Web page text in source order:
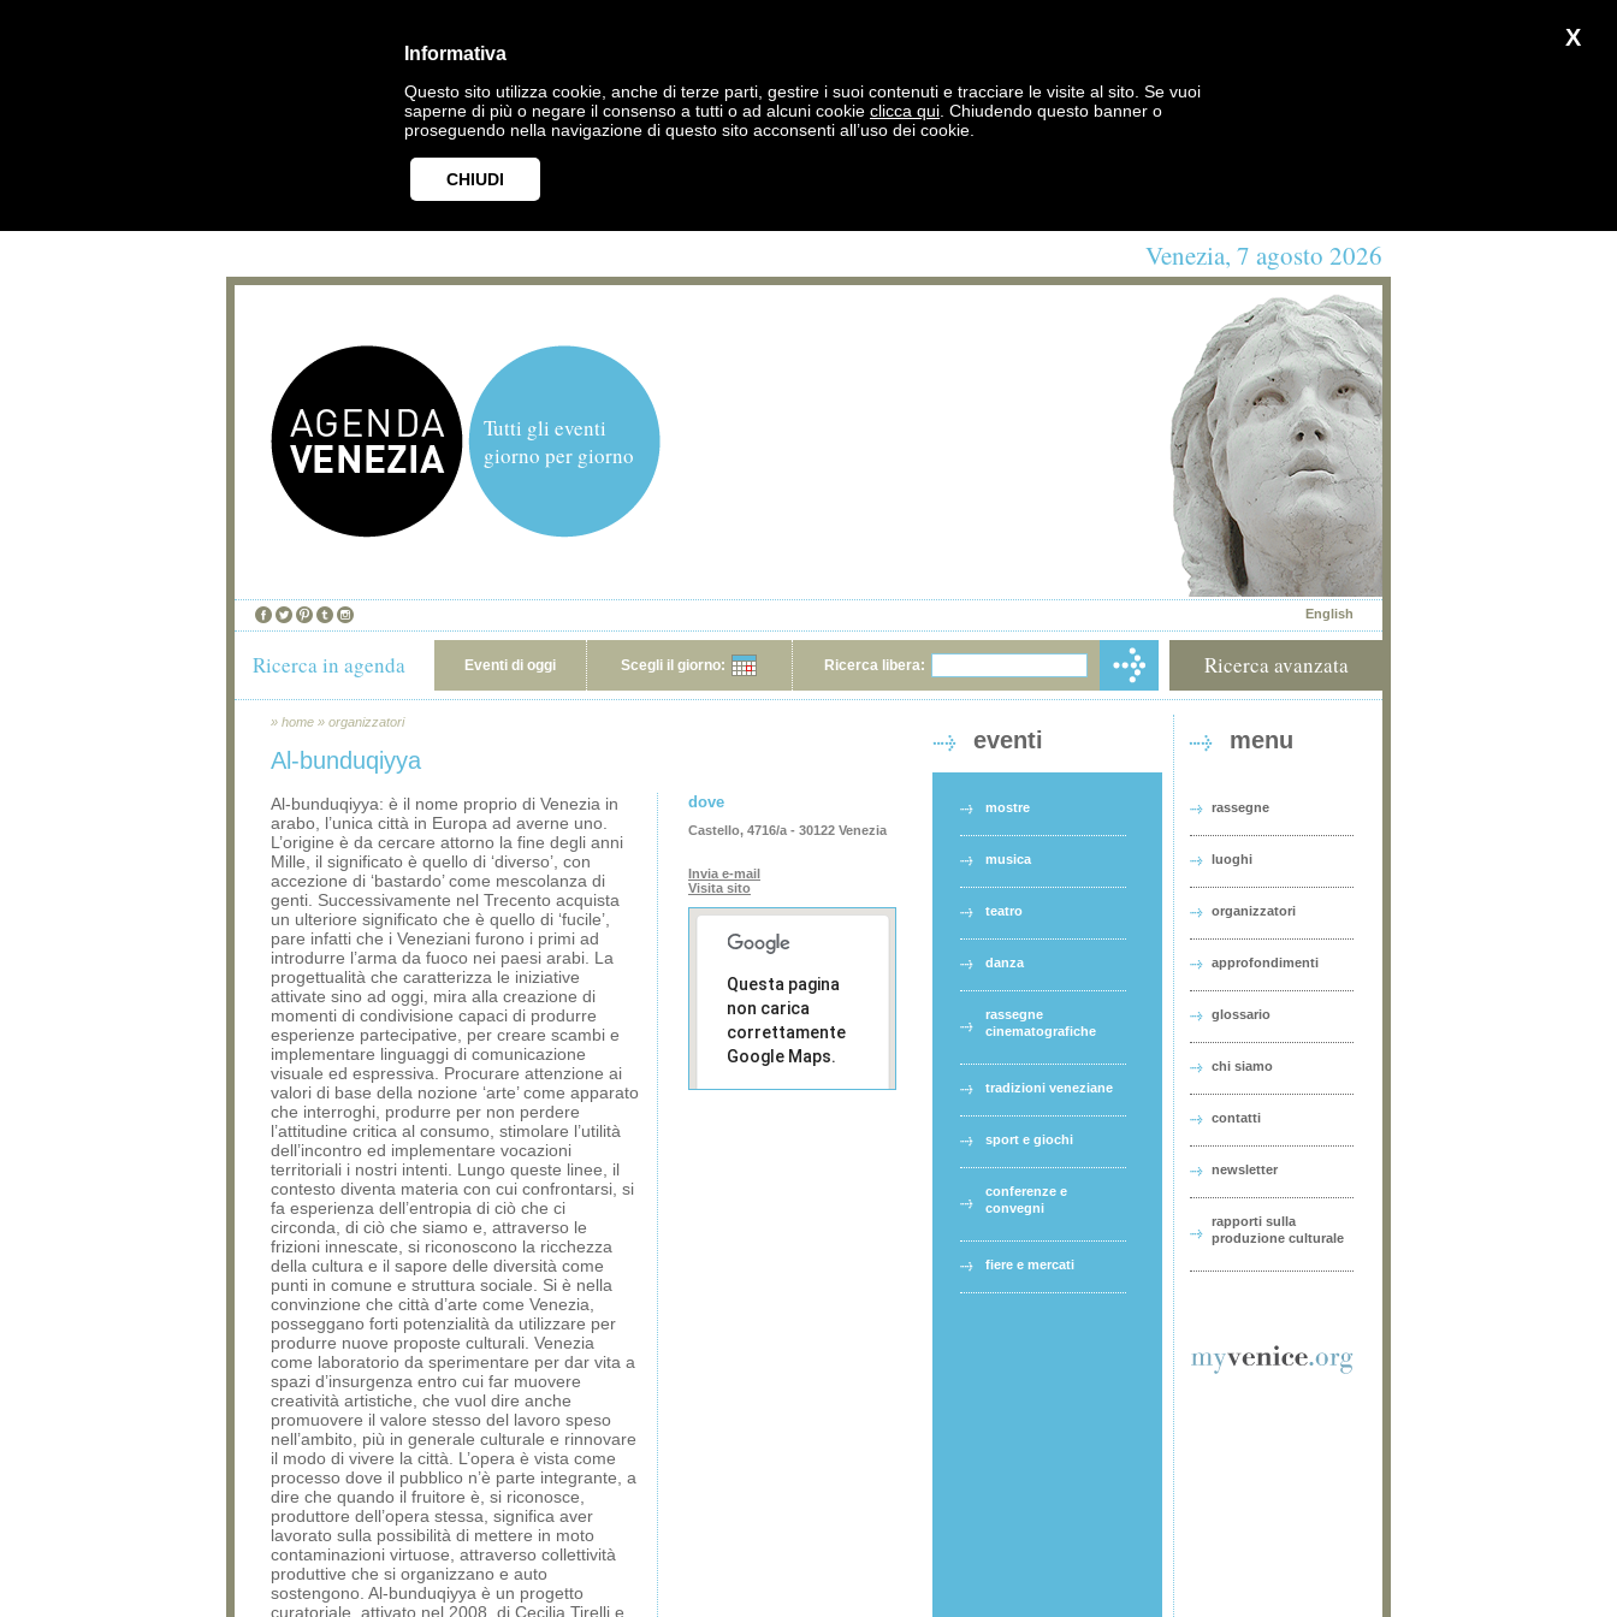
X
Informativa
Questo sito utilizza cookie, anche di terze parti, gestire i suoi contenuti e tracciare le visite al sito. Se vuoi
saperne di più o negare il consenso a tutti o ad alcuni cookie clicca qui . Chiudendo questo banner o
proseguendo nella navigazione di questo sito acconsenti all’uso dei cookie.
CHIUDI
Venezia, 7 agosto 2026
Tutti gli eventi
giorno per giorno
English
Ricerca in agenda Eventi di oggi Scegli il giorno: Ricerca libera: Ricerca avanzata
» home » organizzatori
Al-bunduqiyya
Al-bunduqiyya: è il nome proprio di Venezia in
arabo, l’unica città in Europa ad averne uno.
L’origine è da cercare attorno la fine degli anni
Mille, il significato è quello di ‘diverso’, con
accezione di ‘bastardo’ come mescolanza di
genti. Successivamente nel Trecento acquista
un ulteriore significato che è quello di ‘fucile’,
pare infatti che i Veneziani furono i primi ad
introdurre l’arma da fuoco nei paesi arabi. La
progettualità che caratterizza le iniziative
attivate sino ad oggi, mira alla creazione di
momenti di condivisione capaci di produrre
esperienze partecipative, per creare scambi e
implementare linguaggi di comunicazione
visuale ed espressiva. Procurare attenzione ai
valori di base della nozione ‘arte’ come apparato
che interroghi, produrre per non perdere
l’attitudine critica al consumo, stimolare l’utilità
dell’incontro ed implementare vocazioni
territoriali i nostri intenti. Lungo queste linee, il
contesto diventa materia con cui confrontarsi, si
fa esperienza dell’entropia di ciò che ci
circonda, di ciò che siamo e, attraverso le
frizioni innescate, si riconoscono la ricchezza
della cultura e il sapore delle diversità come
punti in comune e struttura sociale. Si è nella
convinzione che città d’arte come Venezia,
posseggano forti potenzialità da utilizzare per
produrre nuove proposte culturali. Venezia
come laboratorio da sperimentare per dar vita a
spazi d’insurgenza entro cui far muovere
creatività artistiche, che vuol dire anche
promuovere il valore stesso del lavoro speso
nell’ambito, più in generale culturale e rinnovare
il modo di vivere la città. L’opera è vista come
processo dove il pubblico n’è parte integrante, a
dire che quando il fruitore è, si riconosce,
produttore dell’opera stessa, significa aver
lavorato sulla possibilità di mettere in moto
contaminazioni virtuose, attraverso collettività
produttive che si organizzano e auto
sostengono. Al-bunduqiyya è un progetto
curatoriale, attivato nel 2008, di Cecilia Tirelli e
dove
Castello, 4716/a - 30122 Venezia
Invia e-mail
Visita sito
Questa pagina
non carica
correttamente
Google Maps.
eventi
mostre
musica
teatro
danza
rassegne
cinematografiche
tradizioni veneziane
sport e giochi
conferenze e
convegni
fiere e mercati
menu
rassegne
luoghi
organizzatori
approfondimenti
glossario
chi siamo
contatti
newsletter
rapporti sulla
produzione culturale